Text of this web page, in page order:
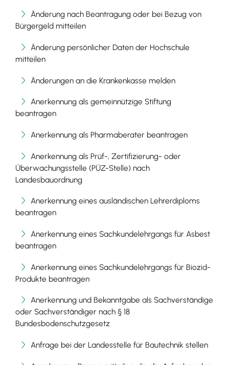
Änderung nach Beantragung oder bei Bezug von
Bürgergeld mitteilen
Änderung persönlicher Daten der Hochschule
mitteilen
Änderungen an die Krankenkasse melden
Anerkennung als gemeinnützige Stiftung
beantragen
Anerkennung als Pharmaberater beantragen
Anerkennung als Prüf-, Zertifizierung- oder
Überwachungsstelle (PÜZ-Stelle) nach
Landesbauordnung
Anerkennung eines ausländischen Lehrerdiploms
beantragen
Anerkennung eines Sachkundelehrgangs für Asbest
beantragen
Anerkennung eines Sachkundelehrgangs für Biozid-
Produkte beantragen
Anerkennung und Bekanntgabe als Sachverständige
oder Sachverständiger nach § 18
Bundesbodenschutzgesetz
Anfrage bei der Landesstelle für Bautechnik stellen